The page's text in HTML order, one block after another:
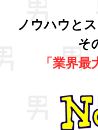
ノウハウと
そ
「業界最